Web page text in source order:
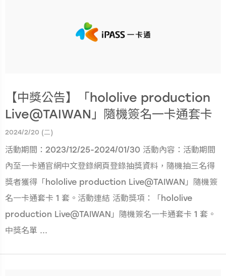
【中獎公告】「hololive production
Live@TAIWAN」隨機簽名一卡通套卡
2024/2/20 (二)
活動期間：2023/12/25-2024/01/30 活動內容：活動期間
內至一卡通官網中文登錄網頁登錄抽獎資料，隨機抽三名得
獎者獲得「hololive production Live@TAIWAN」隨機簽
名一卡通套卡 1 套。活動連結 活動獎項：「hololive
production Live@TAIWAN」隨機簽名一卡通套卡 1 套。
中獎名單 ...